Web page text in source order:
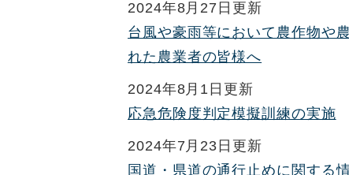
2024年8月27日更新
台風や豪雨等において農作物や
れた農業者の皆様へ
2024年8月1日更新
応急危険度判定模擬訓練の実施
2024年7月23日更新
国道・県道の通行止めに関する